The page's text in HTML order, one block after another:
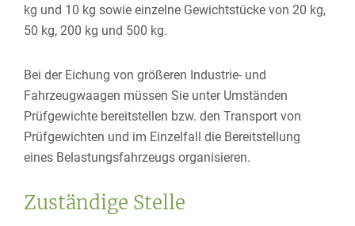
kg und 10 kg sowie einzelne Gewichtstücke von 20 kg,
50 kg, 200 kg und 500 kg.
Bei der Eichung von größeren Industrie- und
Fahrzeugwaagen müssen Sie unter Umständen
Prüfgewichte bereitstellen bzw. den Transport von
Prüfgewichten und im Einzelfall die Bereitstellung
eines Belastungsfahrzeugs organisieren.
Zuständige Stelle